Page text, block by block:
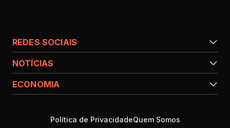
REDES SOCIAIS
NOTÍCIAS
ECONOMIA
Política de PrivacidadeQuem Somos